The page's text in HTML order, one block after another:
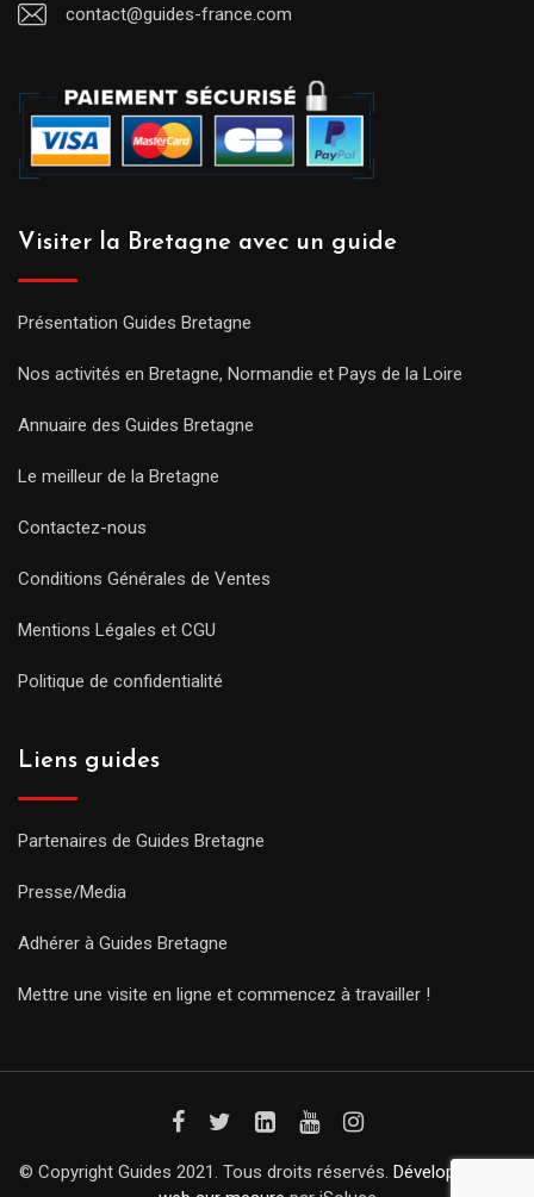
contact@guides-france.com
Visiter la Bretagne avec un guide
Présentation Guides Bretagne
Nos activités en Bretagne, Normandie et Pays de la Loire
Annuaire des Guides Bretagne
Le meilleur de la Bretagne
Contactez-nous
Conditions Générales de Ventes
Mentions Légales et CGU
Politique de confidentialité
Liens guides
Partenaires de Guides Bretagne
Presse/Media
Adhérer à Guides Bretagne
Mettre une visite en ligne et commencez à travailler !
© Copyright Guides 2021. Tous droits réservés. Développement